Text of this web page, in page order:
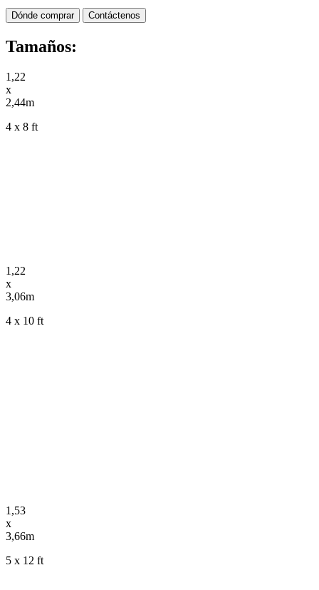
Dónde comprar Contáctenos
Tamaños:
1,22
x
2,44m
4 x 8 ft
1,22
x
3,06m
4 x 10 ft
1,53
x
3,66m
5 x 12 ft